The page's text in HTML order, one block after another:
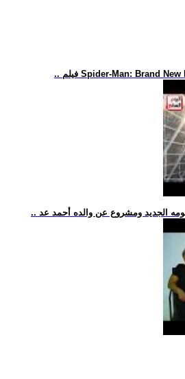
الجديد ومشروع عن والده أحمد عد